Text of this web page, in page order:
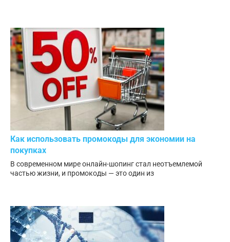
Как использовать промокоды для экономии на
покупках
В современном мире онлайн-шопинг стал неотъемлемой
частью жизни, и промокоды — это один из